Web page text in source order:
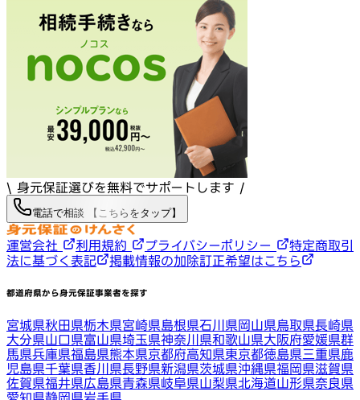
\ 身元保証選びを無料でサポートします /
電話で相談 【こちらをタップ】
運営会社 利用規約 プライバシーポリシー
特定商取引
法に基づく表記
掲載情報の加除訂正希望はこちら
都道府県から身元保証事業者を探す
宮城県秋田県栃木県宮崎県島根県石川県岡山県鳥取県長崎県
大分県山口県富山県埼玉県神奈川県和歌山県大阪府愛媛県群
馬県兵庫県福島県熊本県京都府高知県東京都徳島県三重県鹿
児島県千葉県香川県長野県新潟県茨城県沖縄県福岡県滋賀県
佐賀県福井県広島県青森県岐阜県山梨県北海道山形県奈良県